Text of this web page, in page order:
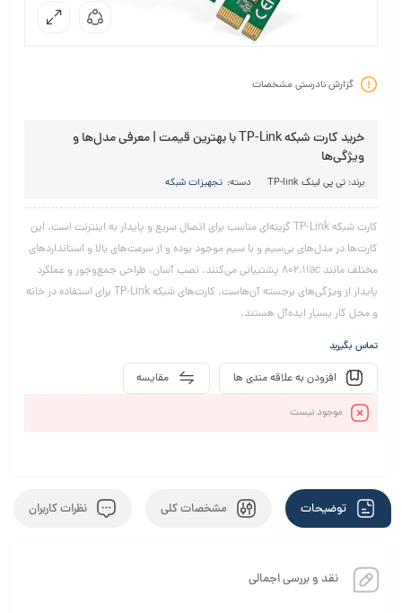
گزارش نادرستی مشخصات
خرید کارت شبکه TP-Link با بهترین قیمت | معرفی مدل‌ها و
ویژگی‌ها
برند: تی پی لینک TP-link دسته: تجهیزات شبکه
کارت شبکه TP-Link گزینه‌ای مناسب برای اتصال سریع و پایدار به اینترنت است. این
کارت‌ها در مدل‌های بی‌سیم و با سیم موجود بوده و از سرعت‌های بالا و استانداردهای
مختلف مانند 802.11ac پشتیبانی می‌کنند. نصب آسان، طراحی جمع‌وجور و عملکرد
پایدار از ویژگی‌های برجسته آن‌هاست. کارت‌های شبکه TP-Link برای استفاده در خانه
و محل کار بسیار ایده‌آل هستند.
تماس بگیرید
مقایسه افزودن به علاقه مندی ها
موجود نیست
توضیحات مشخصات کلی نظرات کاربران
نقد و بررسی اجمالی